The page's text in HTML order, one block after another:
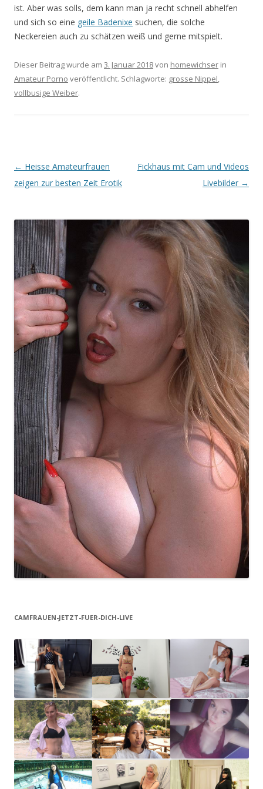
ist. Aber was solls, dem kann man ja recht schnell abhelfen
und sich so eine geile Badenixe suchen, die solche
Neckereien auch zu schätzen weiß und gerne mitspielt.
Dieser Beitrag wurde am 3. Januar 2018von homewichser in
Amateur Porno veröffentlicht. Schlagworte: grosse Nippel,
vollbusige Weiber.
Beitrags-
Navigation
← Heisse Amateurfrauen
zeigen zur besten Zeit Erotik
Fickhaus mit Cam und Videos
Livebilder →
CAMFRAUEN-JETZT-FUER-DICH-LIVE
NikaChar
m
Ich entdecke und
experimentiere
gerne. WILLKO
Camila
lopez1989
Camila lopez - DAS
bin ich!
IdaliaLuxL
ive
Wo Leidenschaft
zur Kunst wird und
jeder Blic
SweetLan
a6
cindyx69
Hallo Leute! Ich
Danna
Schönes, fröhliches